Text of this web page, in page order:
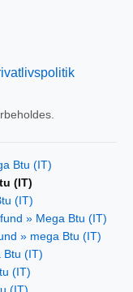
Btu (IT)
(IT)
(IT)
» Mega Btu (IT)
» mega Btu (IT)
Btu (IT)
(IT)